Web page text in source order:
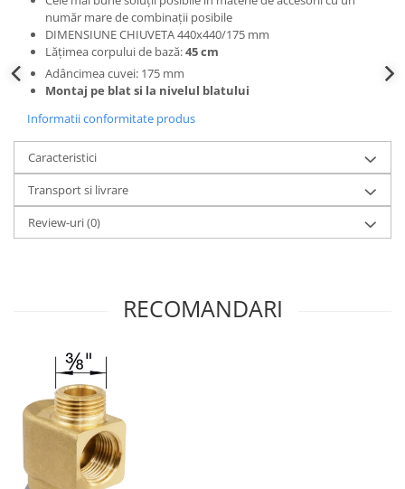
număr mare de combinații posibile
DIMENSIUNE CHIUVETA 440x440/175 mm
Lățimea corpului de bază:45 cm
Adâncimea cuvei: 175 mm
Montaj pe blat si la nivelul blatului
Informatii conformitate produs
Caracteristici
Transport si livrare
Review-uri(0)
RECOMANDARI